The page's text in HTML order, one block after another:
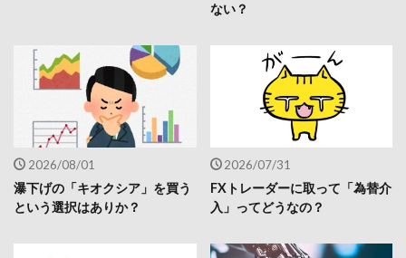
ない？
2026/08/01
瀑下げの「キオクシア」を買う
という選択はありか？
2026/07/31
FXトレーダーに取って「為替介
入」ってどうなの？